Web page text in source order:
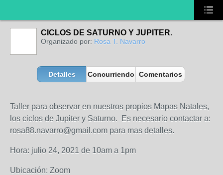
CICLOS DE SATURNO Y JUPITER.
Organizado por: Rosa T. Navarro
Detalles Concurriendo Comentarios
Taller para observar en nuestros propios Mapas Natales,
los ciclos de Jupiter y Saturno. Es necesario contactar a:
rosa88.navarro@gmail.com para mas detalles.
Hora: julio 24, 2021 de 10am a 1pm
Ubicación: Zoom